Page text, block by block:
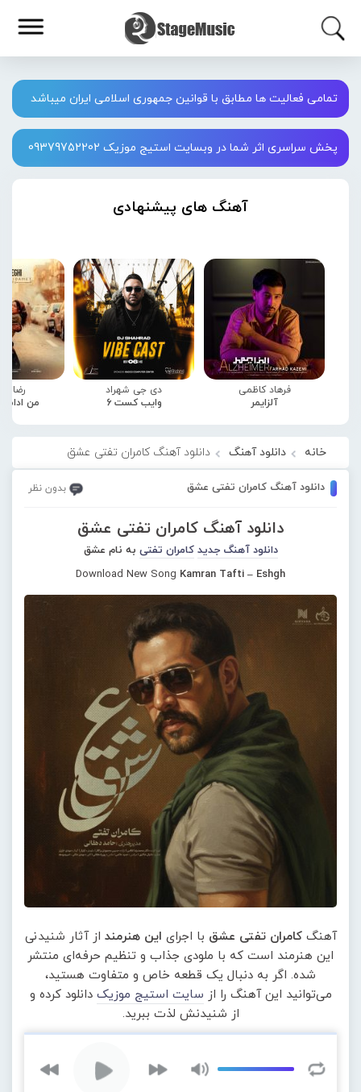
تمامی فعالیت ها مطابق با قوانین جمهوری اسلامی ایران میباشد
پخش سراسری اثر شما در وبسایت استیج موزیک 09379752202
آهنگ های پیشنهادی
فرهاد کاظمی
آلزایمر
دی جی شهراد
وایب کست 6
رضا
من
خانه دانلود آهنگ دانلود آهنگ کامران تفتی عشق
دانلود آهنگ کامران تفتی عشق بدون نظر
دانلود آهنگ کامران تفتی عشق
دانلود آهنگ جدید کامران تفتی به نام عشق
Download New Song Kamran Tafti – Eshgh
آهنگکامران تفتی عشق با اجرای این هنرمند از آثار شنیدنی
این هنرمند است که با ملودی جذاب و تنظیم حرفه‌ای منتشر
شده. اگر به دنبال یک قطعه خاص و متفاوت هستید،
می‌توانید این آهنگ را از سایت استیج موزیک دانلود کرده و
از شنیدنش لذت ببرید.